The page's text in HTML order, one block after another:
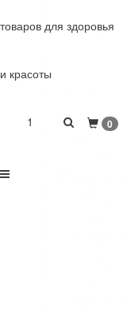
товаров для здоровья
и красоты
1 0